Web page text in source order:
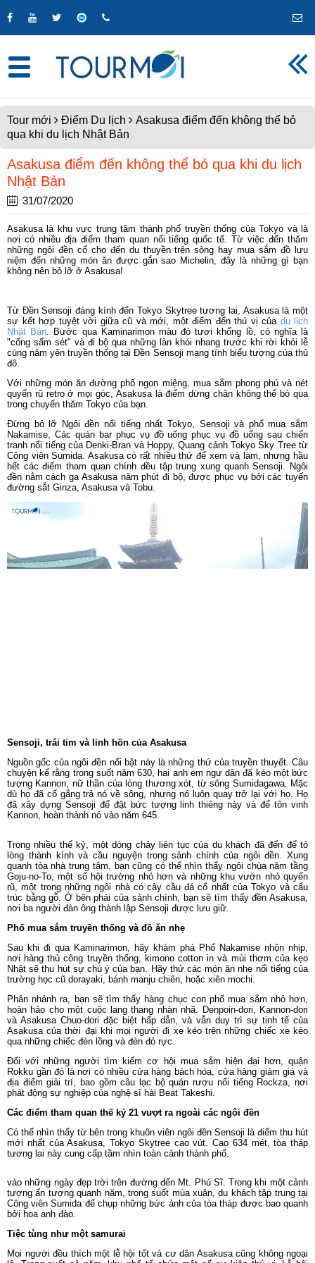
Tour mới Điểm Du lịch
Asakusa điểm đến không thể bỏ
qua khi du lịch Nhật Bản
Asakusa điểm đến không thể bỏ qua khi du lịch
Nhật Bản
31/07/2020
Asakusa là khu vực trung tâm thành phố truyền thống của Tokyo và là
nơi có nhiều địa điểm tham quan nổi tiếng quốc tế. Từ việc đến thăm
những ngôi đền cổ cho đến du thuyền trên sông hay mua sắm đồ lưu
niệm đến những món ăn được gắn sao Michelin, đây là những gì bạn
không nên bỏ lỡ ở Asakusa!
Từ Đền Sensoji đáng kính đến Tokyo Skytree tương lai, Asakusa là một
sự kết hợp tuyệt vời giữa cũ và mới, một điểm đến thú vị của du lịch
Nhật Bản. Bước qua Kaminarimon màu đỏ tươi khổng lồ, có nghĩa là
"cổng sấm sét" và đi bộ qua những làn khói nhang trước khi rời khỏi lễ
cúng năm yên truyền thống tại Đền Sensoji mang tính biểu tượng của thủ
đô.
Với những món ăn đường phố ngon miệng, mua sắm phong phú và nét
quyến rũ retro ở mọi góc, Asakusa là điểm dừng chân không thể bỏ qua
trong chuyến thăm Tokyo của bạn.
Đừng bỏ lỡ Ngôi đền nổi tiếng nhất Tokyo, Sensoji và phố mua sắm
Nakamise, Các quán bar phục vụ đồ uống phục vụ đồ uống sau chiến
tranh nổi tiếng của Denki-Bran và Hoppy, Quang cảnh Tokyo Sky Tree từ
Công viên Sumida. Asakusa có rất nhiều thứ để xem và làm, nhưng hầu
hết các điểm tham quan chính đều tập trung xung quanh Sensoji. Ngôi
đền nằm cách ga Asakusa năm phút đi bộ, được phục vụ bởi các tuyến
đường sắt Ginza, Asakusa và Tobu.
Sensoji, trái tim và linh hồn của Asakusa
Nguồn gốc của ngôi đền nổi bật này là những thứ của truyền thuyết. Câu
chuyện kể rằng trong suốt năm 630, hai anh em ngư dân đã kéo một bức
tượng Kannon, nữ thần của lòng thương xót, từ sông Sumidagawa. Mặc
dù họ đã cố gắng trả nó về sông, nhưng nó luôn quay trở lại với họ. Họ
đã xây dựng Sensoji để đặt bức tượng linh thiêng này và để tôn vinh
Kannon, hoàn thành nó vào năm 645.
Trong nhiều thế kỷ, một dòng chảy liên tục của du khách đã đến để tỏ
lòng thành kính và cầu nguyện trong sảnh chính của ngôi đền. Xung
quanh tòa nhà trung tâm, bạn cũng có thể nhìn thấy ngôi chùa năm tầng
Goju-no-To, một số hội trường nhỏ hơn và những khu vườn nhỏ quyến
rũ, một trong những ngôi nhà có cây cầu đá cổ nhất của Tokyo và cấu
trúc bằng gỗ. Ở bên phải của sảnh chính, bạn sẽ tìm thấy đền Asakusa,
nơi ba người đàn ông thành lập Sensoji được lưu giữ.
Phố mua sắm truyền thống và đồ ăn nhẹ
Sau khi đi qua Kaminarimon, hãy khám phá Phố Nakamise nhộn nhịp,
nơi hàng thủ công truyền thống, kimono cotton in và mùi thơm của kẹo
Nhật sẽ thu hút sự chú ý của bạn. Hãy thử các món ăn nhẹ nổi tiếng của
trường học cũ dorayaki, bánh manju chiên, hoặc xiên mochi.
Phân nhánh ra, bạn sẽ tìm thấy hàng chục con phố mua sắm nhỏ hơn,
hoàn hảo cho một cuộc lang thang nhàn nhã. Denpoin-dori, Kannon-dori
và Asakusa Chuo-dori đặc biệt hấp dẫn, và vẫn duy trì sự tinh tế của
Asakusa của thời đại khi mọi người đi xe kéo trên những chiếc xe kéo
qua những chiếc đèn lồng và đèn đỏ rực.
Đối với những người tìm kiếm cơ hội mua sắm hiện đại hơn, quận
Rokku gần đó là nơi có nhiều cửa hàng bách hóa, cửa hàng giảm giá và
địa điểm giải trí, bao gồm câu lạc bộ quán rượu nổi tiếng Rockza, nơi
phát động sự nghiệp của nghệ sĩ hài Beat Takeshi.
Các điểm tham quan thế kỷ 21 vượt ra ngoài các ngôi đền
Có thể nhìn thấy từ bên trong khuôn viên ngôi đền Sensoji là điểm thu hút
mới nhất của Asakusa, Tokyo Skytree cao vút. Cao 634 mét, tòa tháp
tương lai này cung cấp tầm nhìn toàn cảnh thành phố.
vào những ngày đẹp trời trên đường đến Mt. Phú Sĩ. Trong khi một cảnh
tượng ấn tượng quanh năm, trong suốt mùa xuân, du khách tập trung tại
Công viên Sumida để chụp những bức ảnh của tòa tháp được bao quanh
bởi hoa anh đào.
Tiệc tùng như một samurai
Mọi người đều thích một lễ hội tốt và cư dân Asakusa cũng không ngoại